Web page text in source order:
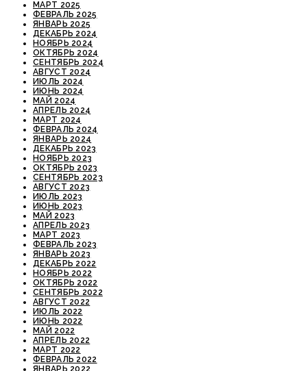
МАРТ 2025
ФЕВРАЛЬ 2025
ЯНВАРЬ 2025
ДЕКАБРЬ 2024
НОЯБРЬ 2024
ОКТЯБРЬ 2024
СЕНТЯБРЬ 2024
АВГУСТ 2024
ИЮЛЬ 2024
ИЮНЬ 2024
МАЙ 2024
АПРЕЛЬ 2024
МАРТ 2024
ФЕВРАЛЬ 2024
ЯНВАРЬ 2024
ДЕКАБРЬ 2023
НОЯБРЬ 2023
ОКТЯБРЬ 2023
СЕНТЯБРЬ 2023
АВГУСТ 2023
ИЮЛЬ 2023
ИЮНЬ 2023
МАЙ 2023
АПРЕЛЬ 2023
МАРТ 2023
ФЕВРАЛЬ 2023
ЯНВАРЬ 2023
ДЕКАБРЬ 2022
НОЯБРЬ 2022
ОКТЯБРЬ 2022
СЕНТЯБРЬ 2022
АВГУСТ 2022
ИЮЛЬ 2022
ИЮНЬ 2022
МАЙ 2022
АПРЕЛЬ 2022
МАРТ 2022
ФЕВРАЛЬ 2022
ЯНВАРЬ 2022